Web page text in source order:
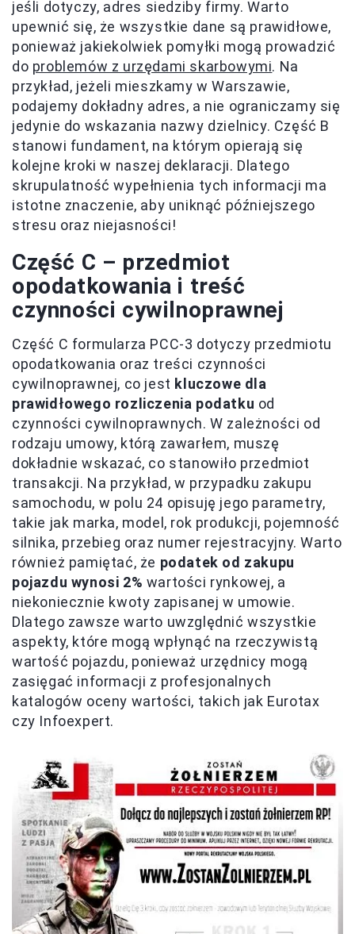
jeśli dotyczy, adres siedziby firmy. Warto
upewnić się, że wszystkie dane są prawidłowe,
ponieważ jakiekolwiek pomyłki mogą prowadzić
do problemów z urzędami skarbowymi. Na
przykład, jeżeli mieszkamy w Warszawie,
podajemy dokładny adres, a nie ograniczamy się
jedynie do wskazania nazwy dzielnicy. Część B
stanowi fundament, na którym opierają się
kolejne kroki w naszej deklaracji. Dlatego
skrupulatność wypełnienia tych informacji ma
istotne znaczenie, aby uniknąć późniejszego
stresu oraz niejasności!
Część C – przedmiot
opodatkowania i treść
czynności cywilnoprawnej
Część C formularza PCC-3 dotyczy przedmiotu
opodatkowania oraz treści czynności
cywilnoprawnej, co jest kluczowe dla
prawidłowego rozliczenia podatku od
czynności cywilnoprawnych. W zależności od
rodzaju umowy, którą zawarłem, muszę
dokładnie wskazać, co stanowiło przedmiot
transakcji. Na przykład, w przypadku zakupu
samochodu, w polu 24 opisuję jego parametry,
takie jak marka, model, rok produkcji, pojemność
silnika, przebieg oraz numer rejestracyjny. Warto
również pamiętać, że podatek od zakupu
pojazdu wynosi 2% wartości rynkowej, a
niekoniecznie kwoty zapisanej w umowie.
Dlatego zawsze warto uwzględnić wszystkie
aspekty, które mogą wpłynąć na rzeczywistą
wartość pojazdu, ponieważ urzędnicy mogą
zasięgać informacji z profesjonalnych
katalogów oceny wartości, takich jak Eurotax
czy Infoexpert.